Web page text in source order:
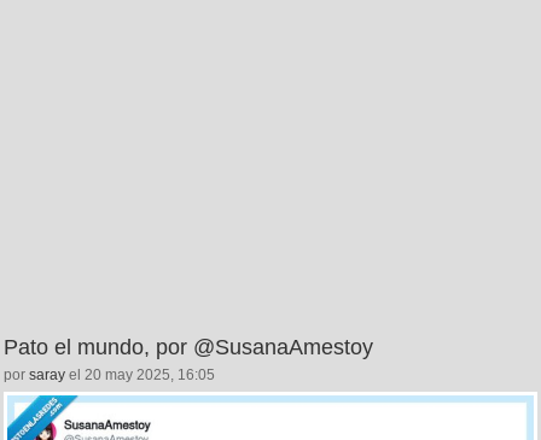
Pato el mundo, por @SusanaAmestoy
por saray el 20 may 2025, 16:05